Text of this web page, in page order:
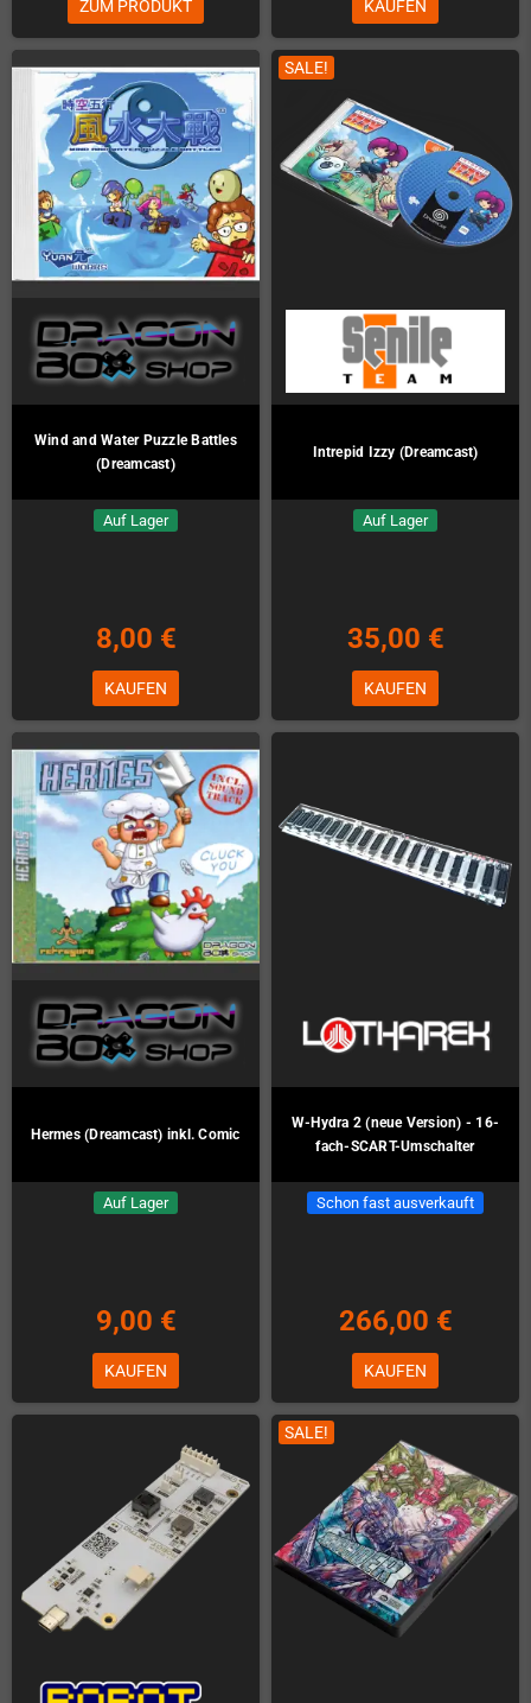
ZUM PRODUKT KAUFEN
Wind and Water Puzzle Battles
(Dreamcast)
Auf Lager
8,00 €
KAUFEN
SALE!
Intrepid Izzy (Dreamcast)
Auf Lager
35,00 €
KAUFEN
Hermes (Dreamcast) inkl. Comic
Auf Lager
9,00 €
KAUFEN
W-Hydra 2 (neue Version) - 16-
fach-SCART-Umschalter
Schon fast ausverkauft
266,00 €
KAUFEN
SALE!